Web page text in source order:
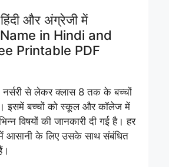
और अंग्रेजी में
in Hindi and
Printable PDF
से लेकर क्लास 8 तक के बच्चों
इसमें बच्चों को स्कूल और कॉलेज में
विषयों की जानकारी दी गई है। हर
आसानी के लिए उसके साथ संबंधित